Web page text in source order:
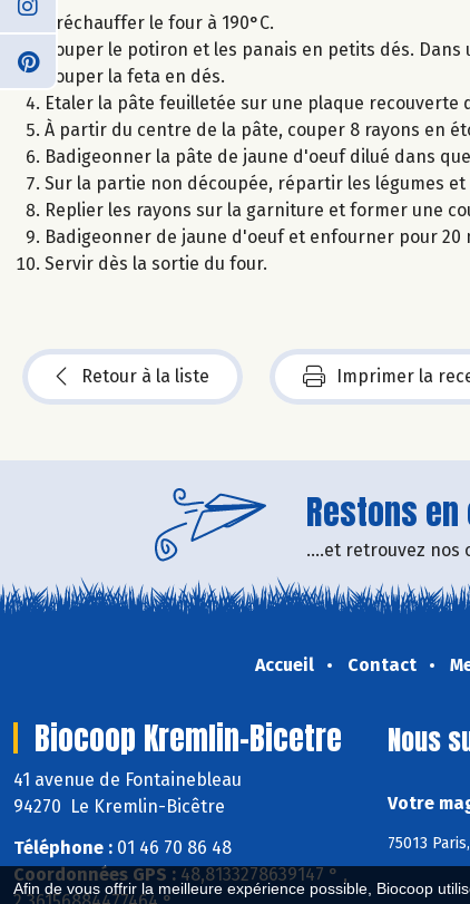
Afin de vous offrir la meilleure expérience possible, Biocoop
Préchauffer le four à 190°C.
Couper le potiron et les panais en petits dés.
Couper la feta en dés.
Etaler la pâte feuilletée sur une plaque recouverte
À partir du centre de la pâte, couper 8 rayons en
Badigeonner la pâte de jaune d'oeuf dilué dans
Sur la partie non découpée, répartir les légumes
Replier les rayons sur la garniture et former une
Badigeonner de jaune d'oeuf et enfourner pour 20
Servir dès la sortie du four.
Retour à la liste Imprimer la
Restons
....et retrouvez nos
Accueil Contact
Biocoop Kremlin-Bicetre
41 avenue de Fontainebleau
94270 Le Kremlin-Bicêtre
Téléphone : 01 46 70 86 48
Coordonnées GPS : 48,8133278639147 ° ,
Nous
Votre
75013